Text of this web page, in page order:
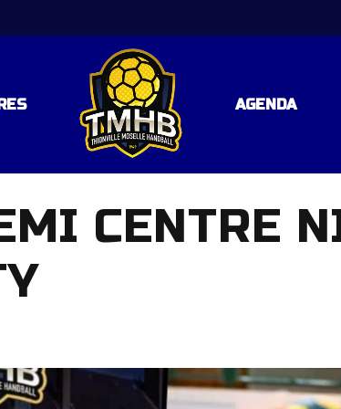
POULE 2
AGENDA
CENTRE